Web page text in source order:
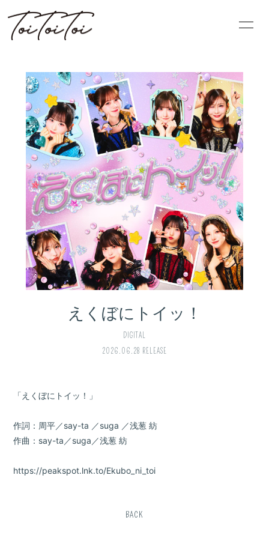
INFORMATION
SCHEDULE
DISCOGRAPHY
BLOG
VIDEO
MOVIE
無料会員登録 ログイン
えくぼにトイッ！
DIGITAL
2026.06.28 RELEASE
「えくぼにトイッ！」
作詞：周平／say-ta ／suga ／浅葱 紡
作曲：say-ta／suga／浅葱 紡
https://peakspot.lnk.to/Ekubo_ni_toi
BACK